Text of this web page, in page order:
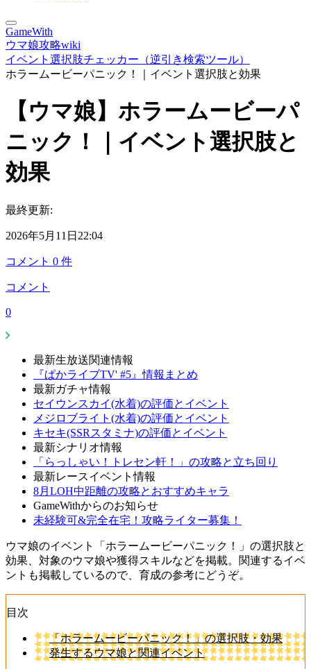
GameWith
ウマ娘攻略wiki
イベント選択肢チェッカー（逆引き検索ツール）
ホラームービーパニック！｜イベント選択肢と効果
【ウマ娘】ホラームービーパ
ニック！｜イベント選択肢と
効果
最終更新:
2026年5月11日22:04
コメント 0 件
コメント
0
最新生放送関連情報
『ぱかライブTV' #5』情報まとめ
最新ガチャ情報
セイウンスカイ(水着)の評価とイベント
メジロブライト(水着)の評価とイベント
キセキ(SSRスタミナ)の評価とイベント
最新シナリオ情報
「らっしゃい！トレセン軒！」の攻略と立ち回り
最新レースイベント情報
8月LOH中距離の攻略とおすすめキャラ
GameWithからのお知らせ
未経験可&完全在宅！攻略ライター募集！
ウマ娘のイベント「ホラームービーパニック！」の選択肢と
効果、対象のウマ娘や獲得スキルなどを掲載。関連するイベ
ントも掲載しているので、育成の参考にどうぞ。
目次
「ホラームービーパニック！」の選択肢・効果
発生するウマ娘と関連イベント